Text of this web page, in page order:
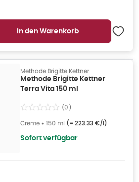
In den Warenkorb
Methode Brigitte Kettner
Methode Brigitte Kettner
Terra Vita 150 ml
(0)
Creme • 150 ml (= 223.33 €/l)
Sofort verfügbar